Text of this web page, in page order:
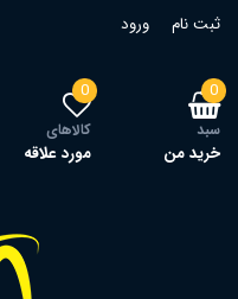
ثبت نام ورود
0
سبد
خرید من
0
کالاهای
مورد علاقه